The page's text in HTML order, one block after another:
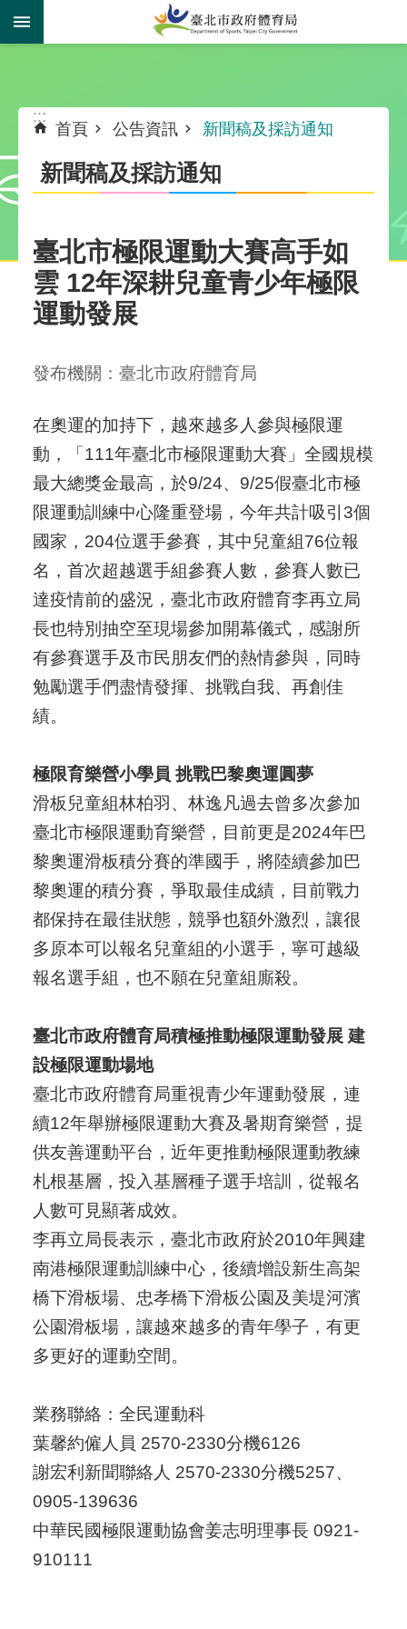
跳到主要內容區塊
:::
首頁 公告資訊 新聞稿及採訪通知
新聞稿及採訪通知
​臺北市極限運動大賽高手如
雲 12年深耕兒童青少年極限
運動發展
發布機關：臺北市政府體育局
在奧運的加持下，越來越多人參與極限運
動，「111年臺北市極限運動大賽」全國規模
最大總獎金最高，於9/24、9/25假臺北市極
限運動訓練中心隆重登場，今年共計吸引3個
國家，204位選手參賽，其中兒童組76位報
名，首次超越選手組參賽人數，參賽人數已
達疫情前的盛況，臺北市政府體育李再立局
長也特別抽空至現場參加開幕儀式，感謝所
有參賽選手及市民朋友們的熱情參與，同時
勉勵選手們盡情發揮、挑戰自我、再創佳
績。
極限育樂營小學員 挑戰巴黎奧運圓夢
滑板兒童組林柏羽、林逸凡過去曾多次參加
臺北市極限運動育樂營，目前更是2024年巴
黎奧運滑板積分賽的準國手，將陸續參加巴
黎奧運的積分賽，爭取最佳成績，目前戰力
都保持在最佳狀態，競爭也額外激烈，讓很
多原本可以報名兒童組的小選手，寧可越級
報名選手組，也不願在兒童組廝殺。
臺北市政府體育局積極推動極限運動發展 建
設極限運動場地
臺北市政府體育局重視青少年運動發展，連
續12年舉辦極限運動大賽及暑期育樂營，提
供友善運動平台，近年更推動極限運動教練
札根基層，投入基層種子選手培訓，從報名
人數可見顯著成效。
李再立局長表示，臺北市政府於2010年興建
南港極限運動訓練中心，後續增設新生高架
橋下滑板場、忠孝橋下滑板公園及美堤河濱
公園滑板場，讓越來越多的青年學子，有更
多更好的運動空間。
業務聯絡：全民運動科
葉馨約僱人員 2570-2330分機6126
謝宏利新聞聯絡人 2570-2330分機5257、
0905-139636
中華民國極限運動協會姜志明理事長 0921-
910111